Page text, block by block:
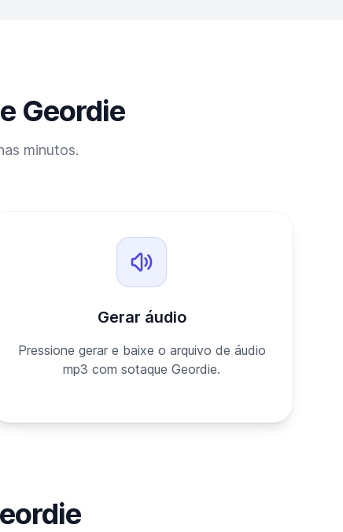
Geordie
minutos.
Gerar áudio
Pressione gerar e baixe o arquivo de áudio
mp3 com sotaque Geordie.